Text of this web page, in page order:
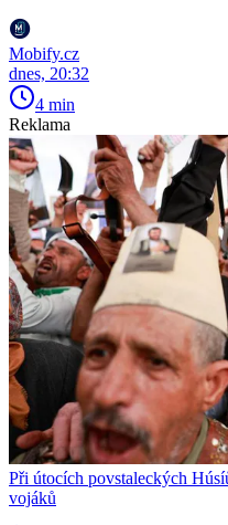
Mobify.cz
dnes, 20:32
4 min
Reklama
Při útocích povstaleckých
vojáků